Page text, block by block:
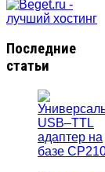
Последние
статьи